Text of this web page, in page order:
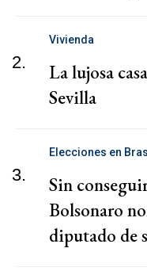
2.
Vivienda
La lujosa
Sevilla
3.
Elecciones en
Sin
Bolsonaro
diputado de